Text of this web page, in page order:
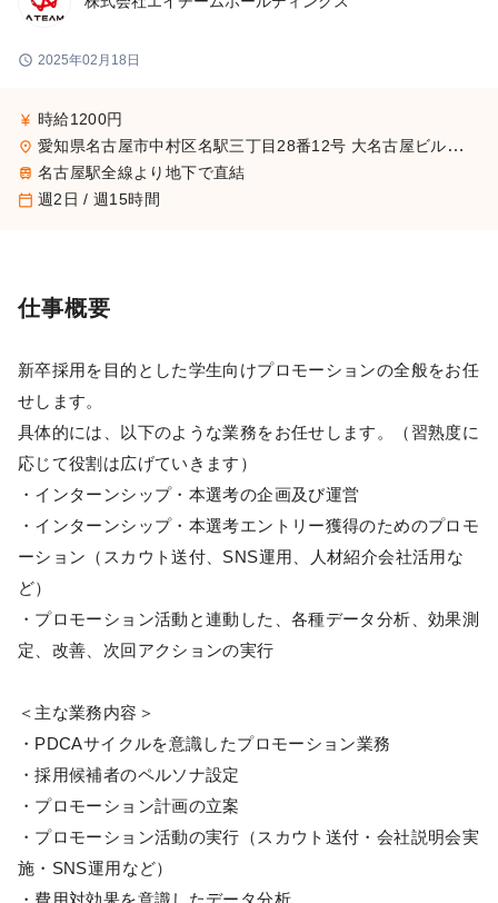
schedule 2025年02月18日
currency_yen 時給1200円
place 愛知県名古屋市中村区名駅三丁目28番12号 大名古屋ビルヂング 32F
train 名古屋駅全線より地下で直結
calendar_today 週2日 / 週15時間
仕事概要
新卒採用を目的とした学生向けプロモーションの全般をお任
せします。
具体的には、以下のような業務をお任せします。（習熟度に
応じて役割は広げていきます）
・インターンシップ・本選考の企画及び運営
・インターンシップ・本選考エントリー獲得のためのプロモ
ーション（スカウト送付、SNS運用、人材紹介会社活用な
ど）
・プロモーション活動と連動した、各種データ分析、効果測
定、改善、次回アクションの実行
＜主な業務内容＞
・PDCAサイクルを意識したプロモーション業務
・採用候補者のペルソナ設定
・プロモーション計画の立案
・プロモーション活動の実行（スカウト送付・会社説明会実
施・SNS運用など）
・費用対効果を意識したデータ分析